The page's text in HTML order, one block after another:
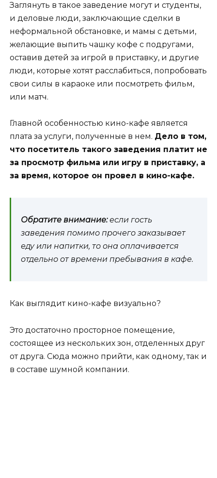
Заглянуть в такое заведение могут и студенты,
и деловые люди, заключающие сделки в
неформальной обстановке, и мамы с детьми,
желающие выпить чашку кофе с подругами,
оставив детей за игрой в приставку, и другие
люди, которые хотят расслабиться, попробовать
свои силы в караоке или посмотреть фильм,
или матч.
Главной особенностью кино-кафе является
плата за услуги, полученные в нем. Дело в том,
что посетитель такого заведения платит не
за просмотр фильма или игру в приставку, а
за время, которое он провел в кино-кафе.
Обратите внимание:если гость
заведения помимо прочего заказывает
еду или напитки, то она оплачивается
отдельно от времени пребывания в кафе.
Как выглядит кино-кафе визуально?
Это достаточно просторное помещение,
состоящее из нескольких зон, отделенных друг
от друга. Сюда можно прийти, как одному, так и
в составе шумной компании.